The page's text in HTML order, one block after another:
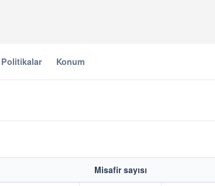
Politikalar Konum
Misafir sayısı